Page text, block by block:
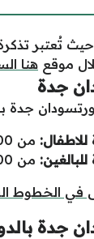
حيث تُعتبر
موقع هنا
جدة
جدة
من 300 إلى 350 ريال سعودياً تقريباً.
من 500 إلى 800 ريال سعودي تقريباً.
في الخطوط
جدة